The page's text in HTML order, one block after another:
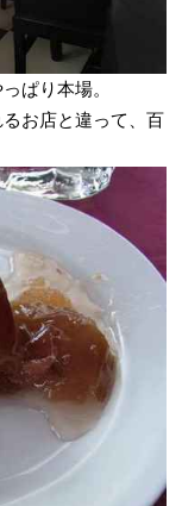
ぱり本場。
お店と違って、百